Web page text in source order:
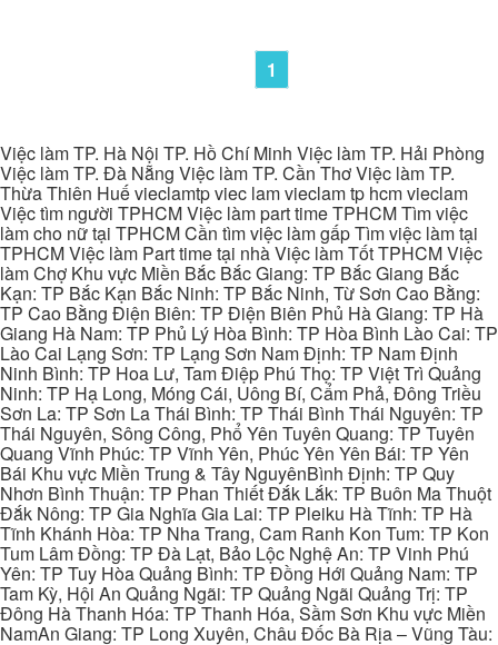
1
Việc làm TP. Hà Nội TP. Hồ Chí Minh Việc làm TP. Hải Phòng
Việc làm TP. Đà Nẵng Việc làm TP. Cần Thơ Việc làm TP.
Thừa Thiên Huế vieclamtp viec lam vieclam tp hcm vieclam
Việc tìm người TPHCM Việc làm part time TPHCM Tìm việc
làm cho nữ tại TPHCM Cần tìm việc làm gấp Tìm việc làm tại
TPHCM Việc làm Part time tại nhà Việc làm Tốt TPHCM Việc
làm Chợ Khu vực Miền Bắc Bắc Giang: TP Bắc Giang Bắc
Kạn: TP Bắc Kạn Bắc Ninh: TP Bắc Ninh, Từ Sơn Cao Bằng:
TP Cao Bằng Điện Biên: TP Điện Biên Phủ Hà Giang: TP Hà
Giang Hà Nam: TP Phủ Lý Hòa Bình: TP Hòa Bình Lào Cai: TP
Lào Cai Lạng Sơn: TP Lạng Sơn Nam Định: TP Nam Định
Ninh Bình: TP Hoa Lư, Tam Điệp Phú Thọ: TP Việt Trì Quảng
Ninh: TP Hạ Long, Móng Cái, Uông Bí, Cẩm Phả, Đông Triều
Sơn La: TP Sơn La Thái Bình: TP Thái Bình Thái Nguyên: TP
Thái Nguyên, Sông Công, Phổ Yên Tuyên Quang: TP Tuyên
Quang Vĩnh Phúc: TP Vĩnh Yên, Phúc Yên Yên Bái: TP Yên
Bái Khu vực Miền Trung & Tây NguyênBình Định: TP Quy
Nhơn Bình Thuận: TP Phan Thiết Đắk Lắk: TP Buôn Ma Thuột
Đắk Nông: TP Gia Nghĩa Gia Lai: TP Pleiku Hà Tĩnh: TP Hà
Tĩnh Khánh Hòa: TP Nha Trang, Cam Ranh Kon Tum: TP Kon
Tum Lâm Đồng: TP Đà Lạt, Bảo Lộc Nghệ An: TP Vinh Phú
Yên: TP Tuy Hòa Quảng Bình: TP Đồng Hới Quảng Nam: TP
Tam Kỳ, Hội An Quảng Ngãi: TP Quảng Ngãi Quảng Trị: TP
Đông Hà Thanh Hóa: TP Thanh Hóa, Sầm Sơn Khu vực Miền
NamAn Giang: TP Long Xuyên, Châu Đốc Bà Rịa – Vũng Tàu: